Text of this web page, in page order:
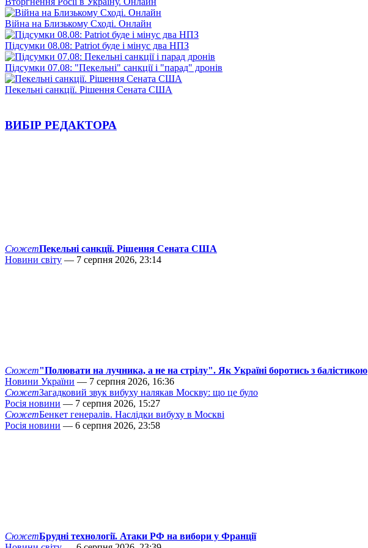
Війна на Близькому Сході. Онлайн
Підсумки 08.08: Patriot буде і мінус два НПЗ
Підсумки 07.08: "Пекельні" санкції і "парад" дронів
Пекельні санкції. Рішення Сената США
ВИБІР РЕДАКТОРА
СюжетПекельні санкції. Рішення Сената США
Новини світу — 7 серпня 2026, 23:14
Сюжет"Полювати на лучника, а не на стрілу". Як Україні боротись з балістикою
Новини України — 7 серпня 2026, 16:36
СюжетЗагадковий звук вибуху налякав Москву: що це було
Росія новини — 7 серпня 2026, 15:27
СюжетБенкет генералів. Наслідки вибуху в Москві
Росія новини — 6 серпня 2026, 23:58
СюжетБрудні технології. Атаки РФ на вибори у Франції